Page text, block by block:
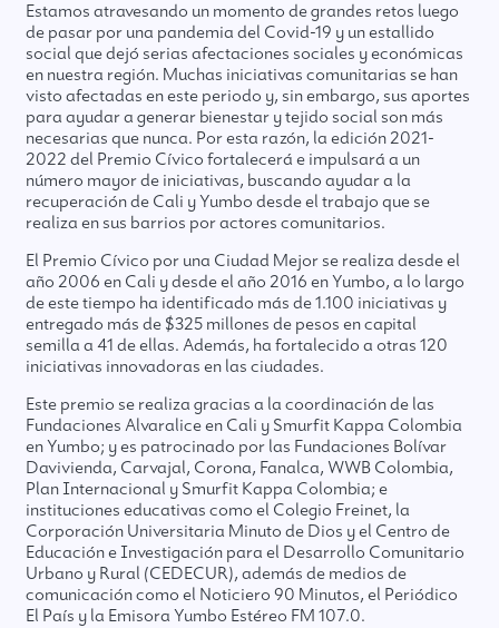
Estamos atravesando un momento de grandes retos luego
de pasar por una pandemia del Covid-19 y un estallido
social que dejó serias afectaciones sociales y económicas
en nuestra región. Muchas iniciativas comunitarias se han
visto afectadas en este periodo y, sin embargo, sus aportes
para ayudar a generar bienestar y tejido social son más
necesarias que nunca. Por esta razón, la edición 2021-
2022 del Premio Cívico fortalecerá e impulsará a un
número mayor de iniciativas, buscando ayudar a la
recuperación de Cali y Yumbo desde el trabajo que se
realiza en sus barrios por actores comunitarios.
El Premio Cívico por una Ciudad Mejor se realiza desde el
año 2006 en Cali y desde el año 2016 en Yumbo, a lo largo
de este tiempo ha identificado más de 1.100 iniciativas y
entregado más de $325 millones de pesos en capital
semilla a 41 de ellas. Además, ha fortalecido a otras 120
iniciativas innovadoras en las ciudades.
Este premio se realiza gracias a la coordinación de las
Fundaciones Alvaralice en Cali y Smurfit Kappa Colombia
en Yumbo; y es patrocinado por las Fundaciones Bolívar
Davivienda, Carvajal, Corona, Fanalca, WWB Colombia,
Plan Internacional y Smurfit Kappa Colombia; e
instituciones educativas como el Colegio Freinet, la
Corporación Universitaria Minuto de Dios y el Centro de
Educación e Investigación para el Desarrollo Comunitario
Urbano y Rural (CEDECUR), además de medios de
comunicación como el Noticiero 90 Minutos, el Periódico
El País y la Emisora Yumbo Estéreo FM 107.0.